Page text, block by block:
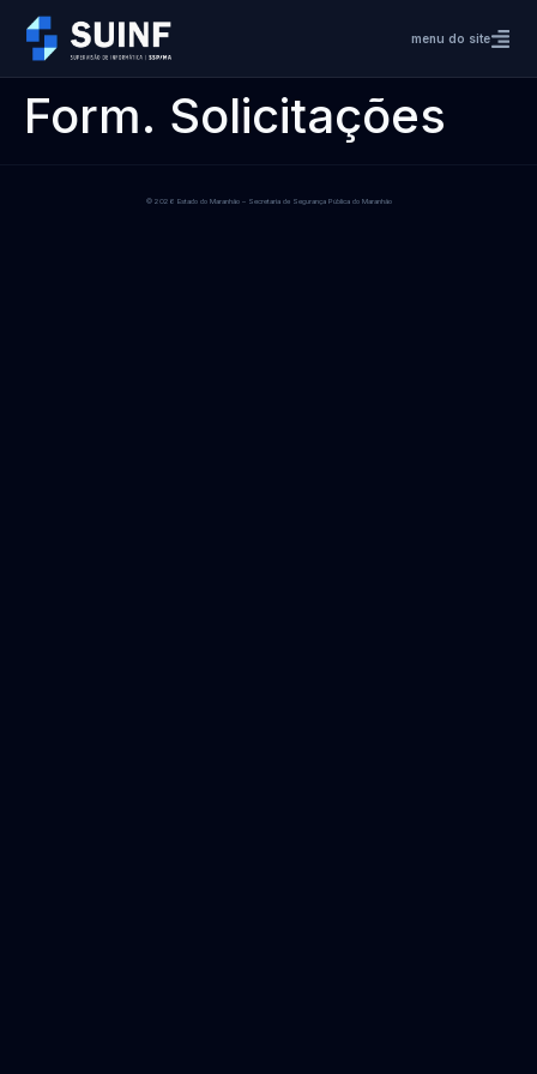
menu do site
Form. Solicitações
© 2026 Estado do Maranhão – Secretaria de Segurança Pública do Maranhão